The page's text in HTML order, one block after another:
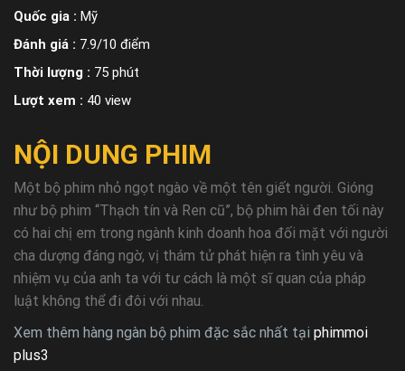
Quốc gia : Mỹ
Đánh giá : 7.9/10 điểm
Thời lượng : 75 phút
Lượt xem : 40 view
NỘI DUNG PHIM
Một bộ phim nhỏ ngọt ngào về một tên giết người. Gióng
như bộ phim “Thạch tín và Ren cũ”, bộ phim hài đen tối này
có hai chị em trong ngành kinh doanh hoa đối mặt với người
cha dượng đáng ngờ, vị thám tử phát hiện ra tình yêu và
nhiệm vụ của anh ta với tư cách là một sĩ quan của pháp
luật không thể đi đôi với nhau.
Xem thêm hàng ngàn bộ phim đặc sắc nhất tại phimmoi
plus3